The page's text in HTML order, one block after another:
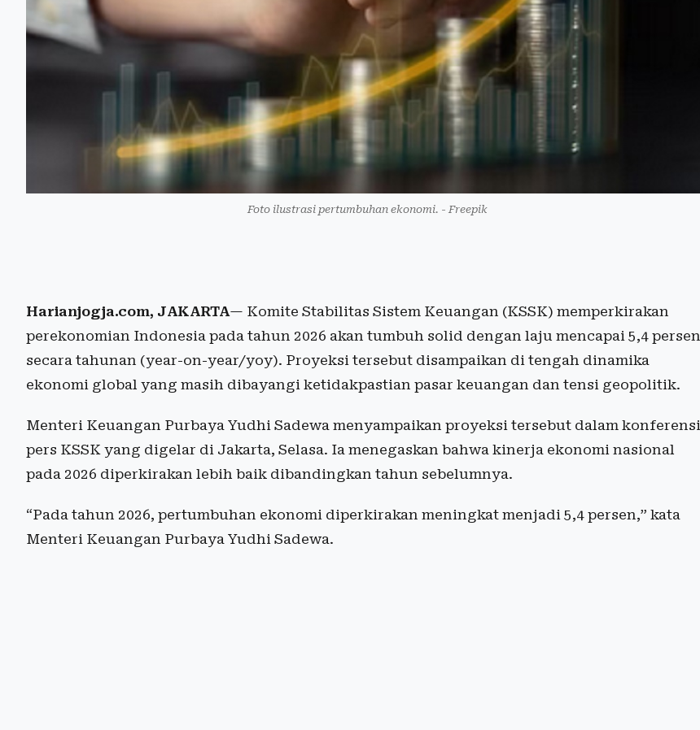
Foto ilustrasi pertumbuhan ekonomi. - Freepik
Harianjogja.com, JAKARTA— Komite Stabilitas Sistem Keuangan (KSSK) memperkirakan
perekonomian Indonesia pada tahun 2026 akan tumbuh solid dengan laju mencapai 5,4 persen
secara tahunan (year-on-year/yoy). Proyeksi tersebut disampaikan di tengah dinamika
ekonomi global yang masih dibayangi ketidakpastian pasar keuangan dan tensi geopolitik.
Menteri Keuangan Purbaya Yudhi Sadewa menyampaikan proyeksi tersebut dalam konferensi
pers KSSK yang digelar di Jakarta, Selasa. Ia menegaskan bahwa kinerja ekonomi nasional
pada 2026 diperkirakan lebih baik dibandingkan tahun sebelumnya.
“Pada tahun 2026, pertumbuhan ekonomi diperkirakan meningkat menjadi 5,4 persen,” kata
Menteri Keuangan Purbaya Yudhi Sadewa.